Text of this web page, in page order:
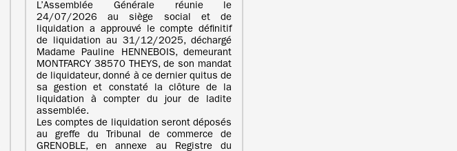
L’Assemblée Générale réunie le
24/07/2026 au siège social et de
liquidation a approuvé le compte définitif
de liquidation au 31/12/2025, déchargé
Madame Pauline HENNEBOIS, demeurant
MONTFARCY 38570 THEYS, de son mandat
de liquidateur, donné à ce dernier quitus de
sa gestion et constaté la clôture de la
liquidation à compter du jour de ladite
assemblée.
Les comptes de liquidation seront déposés
au greffe du Tribunal de commerce de
GRENOBLE, en annexe au Registre du